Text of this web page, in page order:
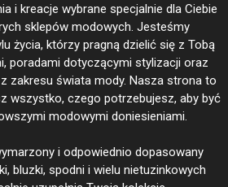
i kreacje wybrane specjalnie dla Ciebie
sklepów modowych. Jesteśmy
życia, którzy pragną dzielić się z Tobą
poradami dotyczącymi stylizacji oraz
zakresu świata mody. Nasza strona to
wszystko, czego potrzebujesz, aby być
modowymi doniesieniami.
i odpowiednio dopasowany
bluzki, spodni i wielu nietuzinkowych